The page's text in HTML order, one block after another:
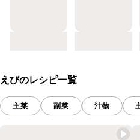
えびのレシピ一覧
主菜 副菜 汁物